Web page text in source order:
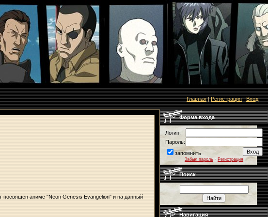
Главная|Регистрация|Вход
посвящён аниме "Neon Genesis Evangelion" и на данный
Форма входа
Логин:
Пароль:
запомнить
Забыл пароль · Регистрация
Поиск
Навигация